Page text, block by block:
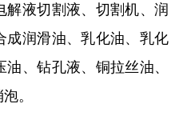
解液切割液、切割机、润
成润滑油、乳化油、乳化
油、钻孔液、铜拉丝油、
泡。